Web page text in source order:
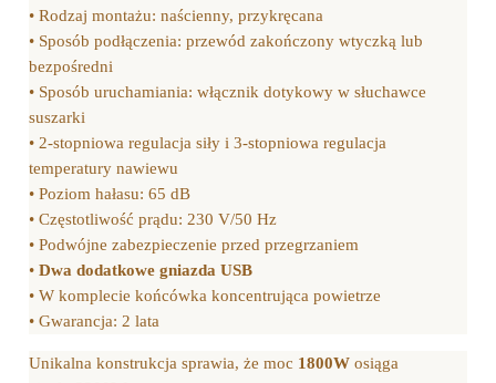
• Rodzaj montażu: naścienny, przykręcana
• Sposób podłączenia: przewód zakończony wtyczką lub
bezpośredni
• Sposób uruchamiania: włącznik dotykowy w słuchawce
suszarki
• 2-stopniowa regulacja siły i 3-stopniowa regulacja
temperatury nawiewu
• Poziom hałasu: 65 dB
• Częstotliwość prądu: 230 V/50 Hz
• Podwójne zabezpieczenie przed przegrzaniem
• Dwa dodatkowe gniazda USB
• W komplecie końcówka koncentrująca powietrze
• Gwarancja: 2 lata
Unikalna konstrukcja sprawia, że moc 1800W osiąga